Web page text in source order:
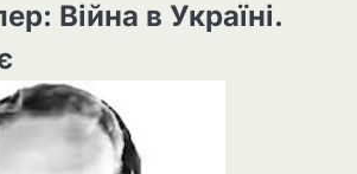
Війна в Україні.